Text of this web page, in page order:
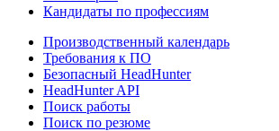
Кандидаты по профессиям
Производственный календарь
Требования к ПО
Безопасный HeadHunter
HeadHunter API
Поиск работы
Поиск по резюме